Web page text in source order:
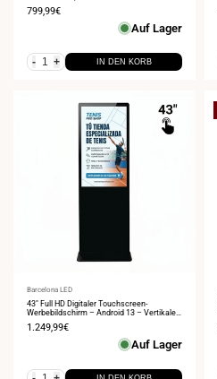
Verkaufspreis
799,99€
Auf Lager
- + IN DEN KORB
Anbieter:
Barcelona LED
43" Full HD Digitaler Touchscreen-
Werbebildschirm – Android 13 – Vertikale
Verkaufspreis
1.249,99€
Auf Lager